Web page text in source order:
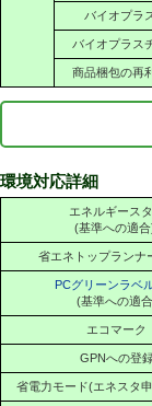
バイオプラ
バイオプラス
商品梱包の再
環境対応詳細
エネルギース
(基準への適合
省エネトップランナ
PCグリーンラベ
(基準への適
エコマーク
GPNへの登
省電力モード(エネスタ申